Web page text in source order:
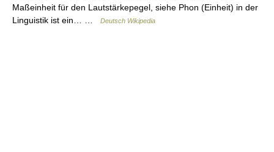
Maßeinheit für den Lautstärkepegel, siehe Phon (Einheit) in der
Linguistik ist ein… …
Deutsch Wikipedia